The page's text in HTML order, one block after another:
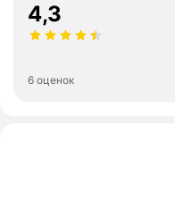
4,3
6 оценок